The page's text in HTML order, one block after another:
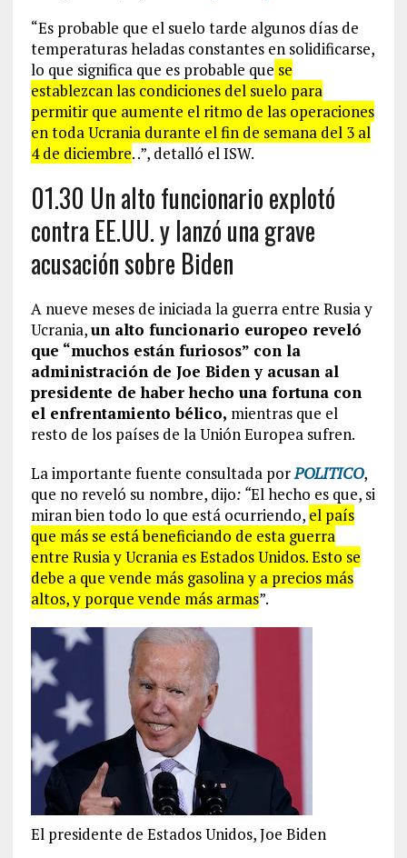
“Es probable que el suelo tarde algunos días de
temperaturas heladas constantes en solidificarse,
lo que significa que es probable que se
establezcan las condiciones del suelo para
permitir que aumente el ritmo de las operaciones
en toda Ucrania durante el fin de semana del 3 al
4 de diciembre. .”, detalló el ISW.
01.30 Un alto funcionario explotó
contra EE.UU. y lanzó una grave
acusación sobre Biden
A nueve meses de iniciada la guerra entre Rusia y
Ucrania,un alto funcionario europeo reveló
que “muchos están furiosos” con la
administración de Joe Biden y acusan al
presidente de haber hecho una fortuna con
el enfrentamiento bélico, mientras que el
resto de los países de la Unión Europea sufren.
La importante fuente consultada porPOLITICO,
que no reveló su nombre, dijo: “El hecho es que, si
miran bien todo lo que está ocurriendo, el país
que más se está beneficiando de esta guerra
entre Rusia y Ucrania es Estados Unidos. Esto se
debe a que vende más gasolina y a precios más
altos, y porque vende más armas”.
El presidente de Estados Unidos, Joe Biden